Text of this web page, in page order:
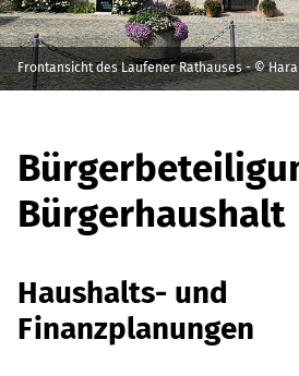
Frontansicht des Laufener Rathauses - ©
Bürgerhaushalt
Haushalts- und
Finanzplanungen